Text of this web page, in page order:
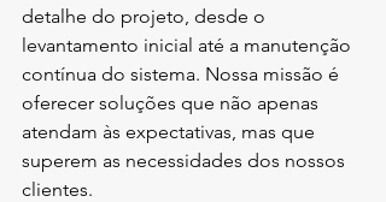
detalhe do projeto, desde o
levantamento inicial até a manutenção
contínua do sistema. Nossa missão é
oferecer soluções que não apenas
atendam às expectativas, mas que
superem as necessidades dos nossos
clientes.